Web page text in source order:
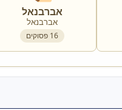
אברבנאל
אברבנאל
16 פסוקים